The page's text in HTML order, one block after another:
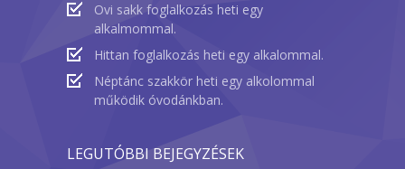
Ovi sakk foglalkozás heti egy
alkalmommal.
Hittan foglalkozás heti egy alkalommal.
Néptánc szakkör heti egy alkolommal
működik óvodánkban.
LEGUTÓBBI BEJEGYZÉSEK